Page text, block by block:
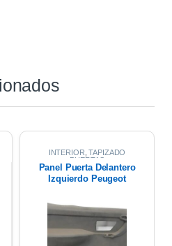
INTERIOR ,TAPIZADO
PUERTAS
Panel Puerta Delantero
Izquierdo Peugeot